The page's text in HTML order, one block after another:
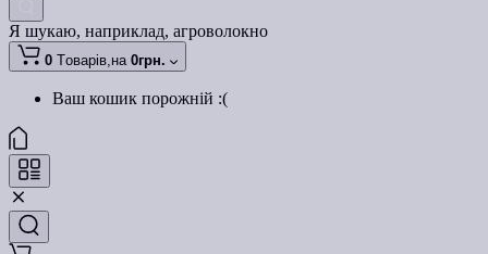
Я шукаю, наприклад, агроволокно
0 Tоварів,на 0грн.
Ваш кошик порожній :(